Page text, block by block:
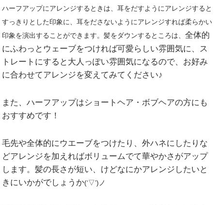
ハーフアップにアレンジするときは、耳をだすようにアレンジすると
すっきりとした印象に、耳をださないようにアレンジすれば柔らかい
印象を演出することができます。髪をダウンするところは、全体的
にふわっとウェーブをつければ可愛らしい雰囲気に、ス
トレートにすると大人っぽい雰囲気になるので、お好み
に合わせてアレンジを変えてみてください♪
また、ハーフアップはショートヘア・ボブヘアの方にも
おすすめです！
毛先や全体的にウエーブをつけたり、外ハネにしたりな
どアレンジを加えればボリュームでて華やかさがアップ
します。髪の長さが短い、けどなにかアレンジしたいと
きにいかがでしょうか(‘▽’)ノ